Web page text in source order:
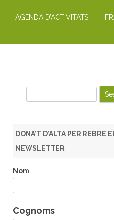
AGENDA D’ACTIVITATS
h
DONA’T D’ALTA PER REBRE
NEWSLETTER
Nom
Cognoms